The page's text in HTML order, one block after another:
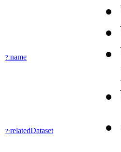
?:name
?:relatedDataset